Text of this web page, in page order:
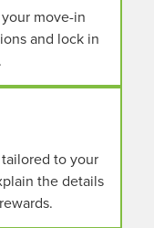
move-in
and lock in
to your
the details